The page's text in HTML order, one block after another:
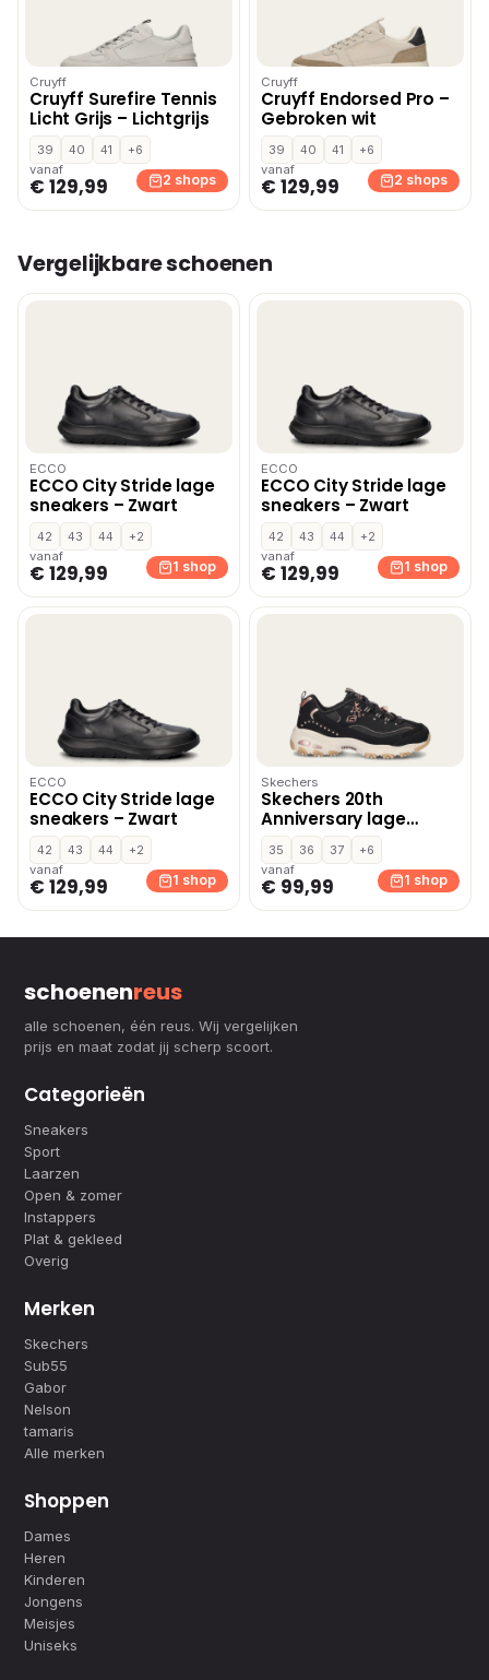
Cruyff
Cruyff Surefire Tennis
Licht Grijs – Lichtgrijs
39 40 41
+6
vanaf
€ 129,99 2 shops
Cruyff
Cruyff Endorsed Pro –
Gebroken wit
39 40 41
+6
vanaf
€ 129,99 2 shops
Vergelijkbare schoenen
ECCO
ECCO City Stride lage
sneakers – Zwart
42 43 44
+2
vanaf
€ 129,99 1 shop
ECCO
ECCO City Stride lage
sneakers – Zwart
42 43 44
+2
vanaf
€ 129,99 1 shop
ECCO
ECCO City Stride lage
sneakers – Zwart
42 43 44
+2
vanaf
€ 129,99 1 shop
Skechers
Skechers 20th
Anniversary lage
sneakers – Zwart
35 36 37
+6
vanaf
€ 99,99 1 shop
schoenenreus
alle schoenen, één reus. Wij vergelijken
prijs en maat zodat jij scherp scoort.
Categorieën
Sneakers
Sport
Laarzen
Open & zomer
Instappers
Plat & gekleed
Overig
Merken
Skechers
Sub55
Gabor
Nelson
tamaris
Alle merken
Shoppen
Dames
Heren
Kinderen
Jongens
Meisjes
Uniseks